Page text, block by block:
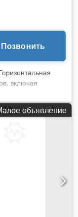
Позвонить
включая
и
материалов.
на
паков, а также
и
таких как
даты/номера
за
— снятие
объявление